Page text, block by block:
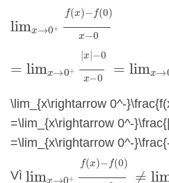
lim +f(x)−f(0
lim |x|−0 0
\lim_{x\rightarrow 0^-
=\lim_{x\rightarrow 0^-
=\lim_{x\rightarrow 0^-
Vì lim +f(x)−f(0 x −0